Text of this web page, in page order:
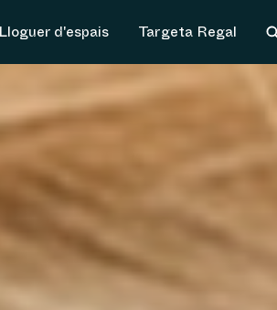
Lloguer d'espais Targeta Regal